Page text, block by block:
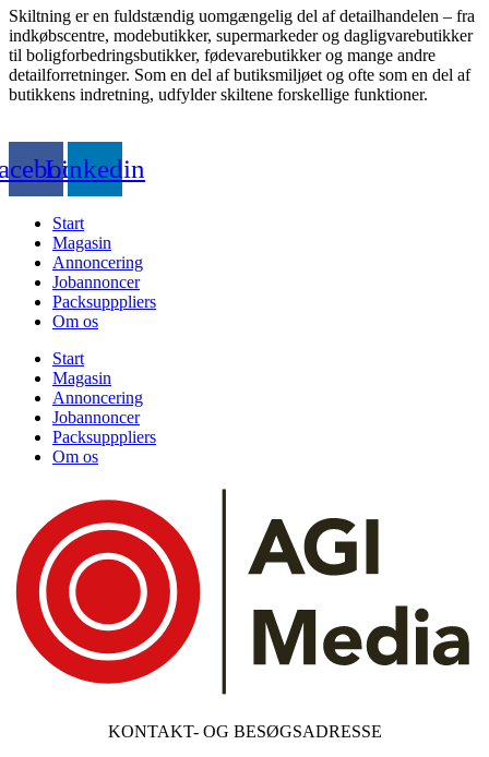
Skiltning er en fuldstændig uomgængelig del af detailhandelen – fra
indkøbscentre, modebutikker, supermarkeder og dagligvarebutikker
til boligforbedringsbutikker, fødevarebutikker og mange andre
detailforretninger. Som en del af butiksmiljøet og ofte som en del af
butikkens indretning, udfylder skiltene forskellige funktioner.
Linkedin
Start
Magasin
Annoncering
Jobannoncer
Packsupppliers
Om os
Start
Magasin
Annoncering
Jobannoncer
Packsupppliers
Om os
KONTAKT- OG BESØGSADRESSE